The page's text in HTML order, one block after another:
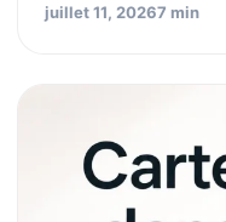
juillet 11, 20267 min